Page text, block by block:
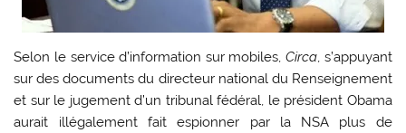
Selon le service d’information sur mobiles,Circa, s’appuyant
sur des documents du directeur national du Renseignement
et sur le jugement d’un tribunal fédéral, le président Obama
aurait illégalement fait espionner par la NSA plus de